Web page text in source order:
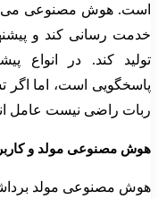
است. هوش مصنوعی
خدمت ‌رسانی کند و
تولید کند. در
پاسخگویی است، اما
ربات راضی نیست عامل
هوش مصنوعی مولد و
هوش مصنوعی مولد